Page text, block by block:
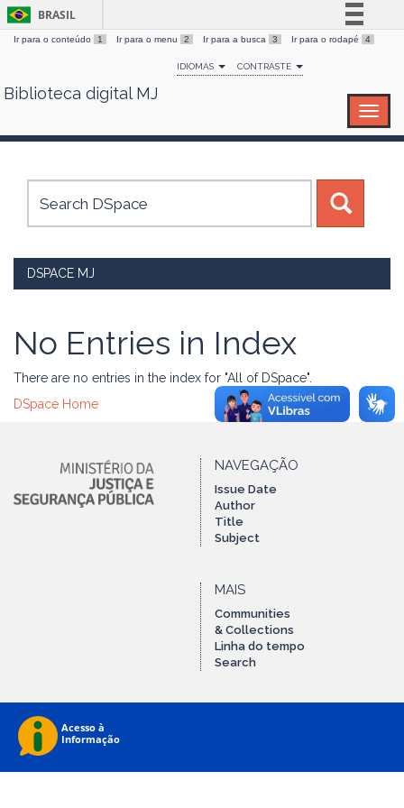
Skip
BRASIL
Simplifique!
Comunica BR
Canais
Ir para o conteúdo 1 Ir para o menu 2 Ir para a busca 3 Ir para o rodapé 4
IDIOMAS CONTRASTE
Biblioteca digital MJ
DSPACE MJ
No Entries in Index
There are no entries in the index for "All of DSpace".
DSpace Home
NAVEGAÇÃO
Issue Date
Author
Title
Subject
MAIS
Communities
& Collections
Linha do tempo
Search